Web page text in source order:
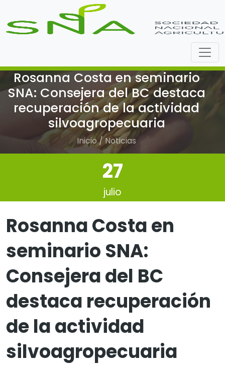
Rosanna Costa en seminario
SNA: Consejera del BC destaca
recuperación de la actividad
silvoagropecuaria
Inicio / Noticias
27
julio
Rosanna Costa en
seminario SNA:
Consejera del BC
destaca recuperación
de la actividad
silvoagropecuaria